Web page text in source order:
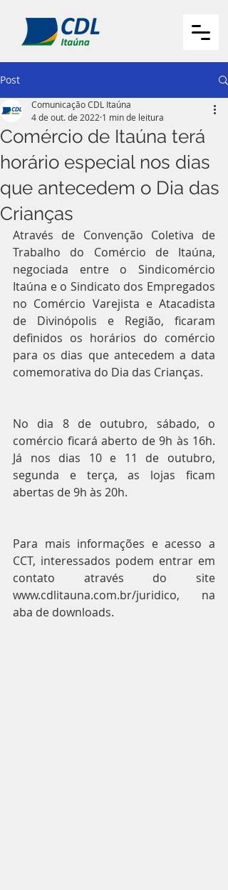
Post
Comércio de Itaúna terá
horário especial nos dias
que antecedem o Dia das
Crianças
Comunicação CDL Itaúna
4 de out. de 2022 1 min de leitura
Através de Convenção Coletiva de
Trabalho do Comércio de Itaúna,
negociada entre o Sindicomércio
Itaúna e o Sindicato dos Empregados
no Comércio Varejista e Atacadista
de Divinópolis e Região, ficaram
definidos os horários do comércio
para os dias que antecedem a data
comemorativa do Dia das Crianças.
No dia 8 de outubro, sábado, o
comércio ficará aberto de 9h às 16h.
Já nos dias 10 e 11 de outubro,
segunda e terça, as lojas ficam
abertas de 9h às 20h.
Para mais informações e acesso a
CCT, interessados podem entrar em
contato através do site
www.cdlitauna.com.br/juridico, na
aba de downloads.